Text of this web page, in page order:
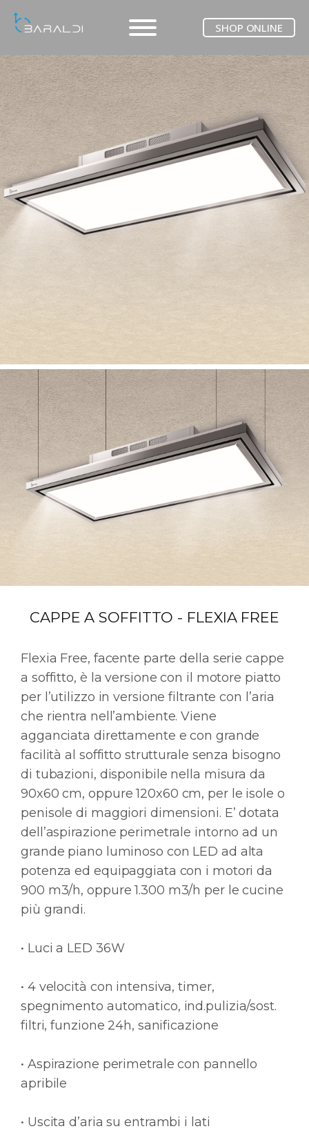
SHOP ONLINE
CAPPE A SOFFITTO - FLEXIA FREE
Flexia Free, facente parte della serie cappe
a soffitto, è la versione con il motore piatto
per l’utilizzo in versione filtrante con l’aria
che rientra nell’ambiente. Viene
agganciata direttamente e con grande
facilità al soffitto strutturale senza bisogno
di tubazioni, disponibile nella misura da
90x60 cm, oppure 120x60 cm, per le isole o
penisole di maggiori dimensioni. E’ dotata
dell’aspirazione perimetrale intorno ad un
grande piano luminoso con LED ad alta
potenza ed equipaggiata con i motori da
900 m3/h, oppure 1.300 m3/h per le cucine
più grandi.
• Luci a LED 36W
• 4 velocità con intensiva, timer,
spegnimento automatico, ind.pulizia/sost.
filtri, funzione 24h, sanificazione
• Aspirazione perimetrale con pannello
apribile
• Uscita d’aria su entrambi i lati